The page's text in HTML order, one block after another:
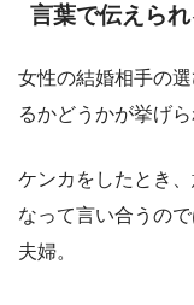
言葉で伝えら
女性の結婚相手の
るかどうかが挙げら
ケンカをしたとき
なって言い合うの
夫婦。